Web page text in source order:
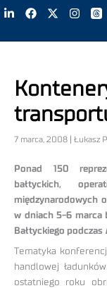
7 marca, 2008 | Łukasz
Ponad 150
bałtyckich,
międzynarodowych
w dniach 5-6 marca
Bałtyckiego podczas
Tematyka
handlowej
ostatniego roku